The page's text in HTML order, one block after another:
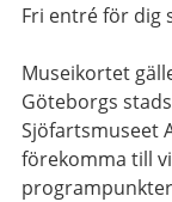
Fri entré för dig
Museikortet
Göteborgs
Sjöfartsmuseet
förekomma till